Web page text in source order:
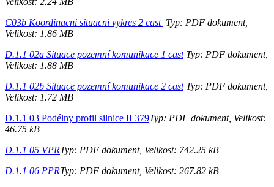
C03b Koordinacni situacni vykres 2 cast Typ: PDF dokument,
Velikost: 1.86 MB
D.1.1 02a Situace pozemní komunikace 1 castTyp: PDF dokument,
Velikost: 1.88 MB
D.1.1 02b Situace pozemní komunikace 2 castTyp: PDF dokument,
Velikost: 1.72 MB
D.1.1 03 Podélny profil silnice II 379Typ: PDF dokument, Velikost:
46.75 kB
D.1.1 05 VPRTyp: PDF dokument, Velikost: 742.25 kB
D.1.1 06 PPRTyp: PDF dokument, Velikost: 267.82 kB